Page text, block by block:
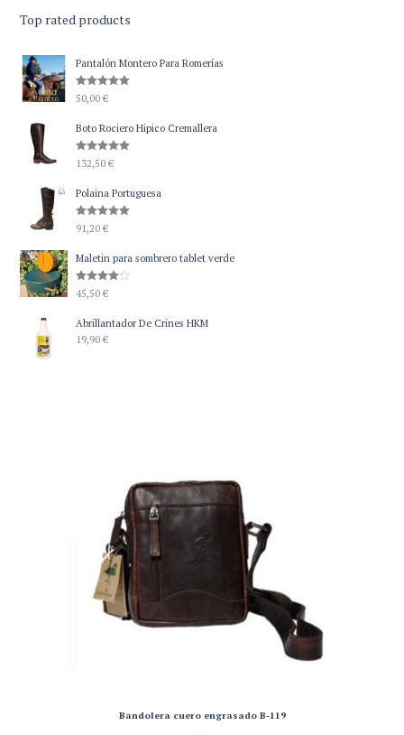
Top rated products
Pantalón Montero Para Romerías
Valorado
con5.00
50,00€
Boto Rociero Hipico Cremallera
Valorado
con5.00
132,50€
Polaina Portuguesa
Valorado
con5.00
91,20€
Maletin para sombrero tablet verde
Valorado
con4.00
45,50€
Abrillantador De Crines HKM
19,90€
Bandolera cuero engrasado B-119